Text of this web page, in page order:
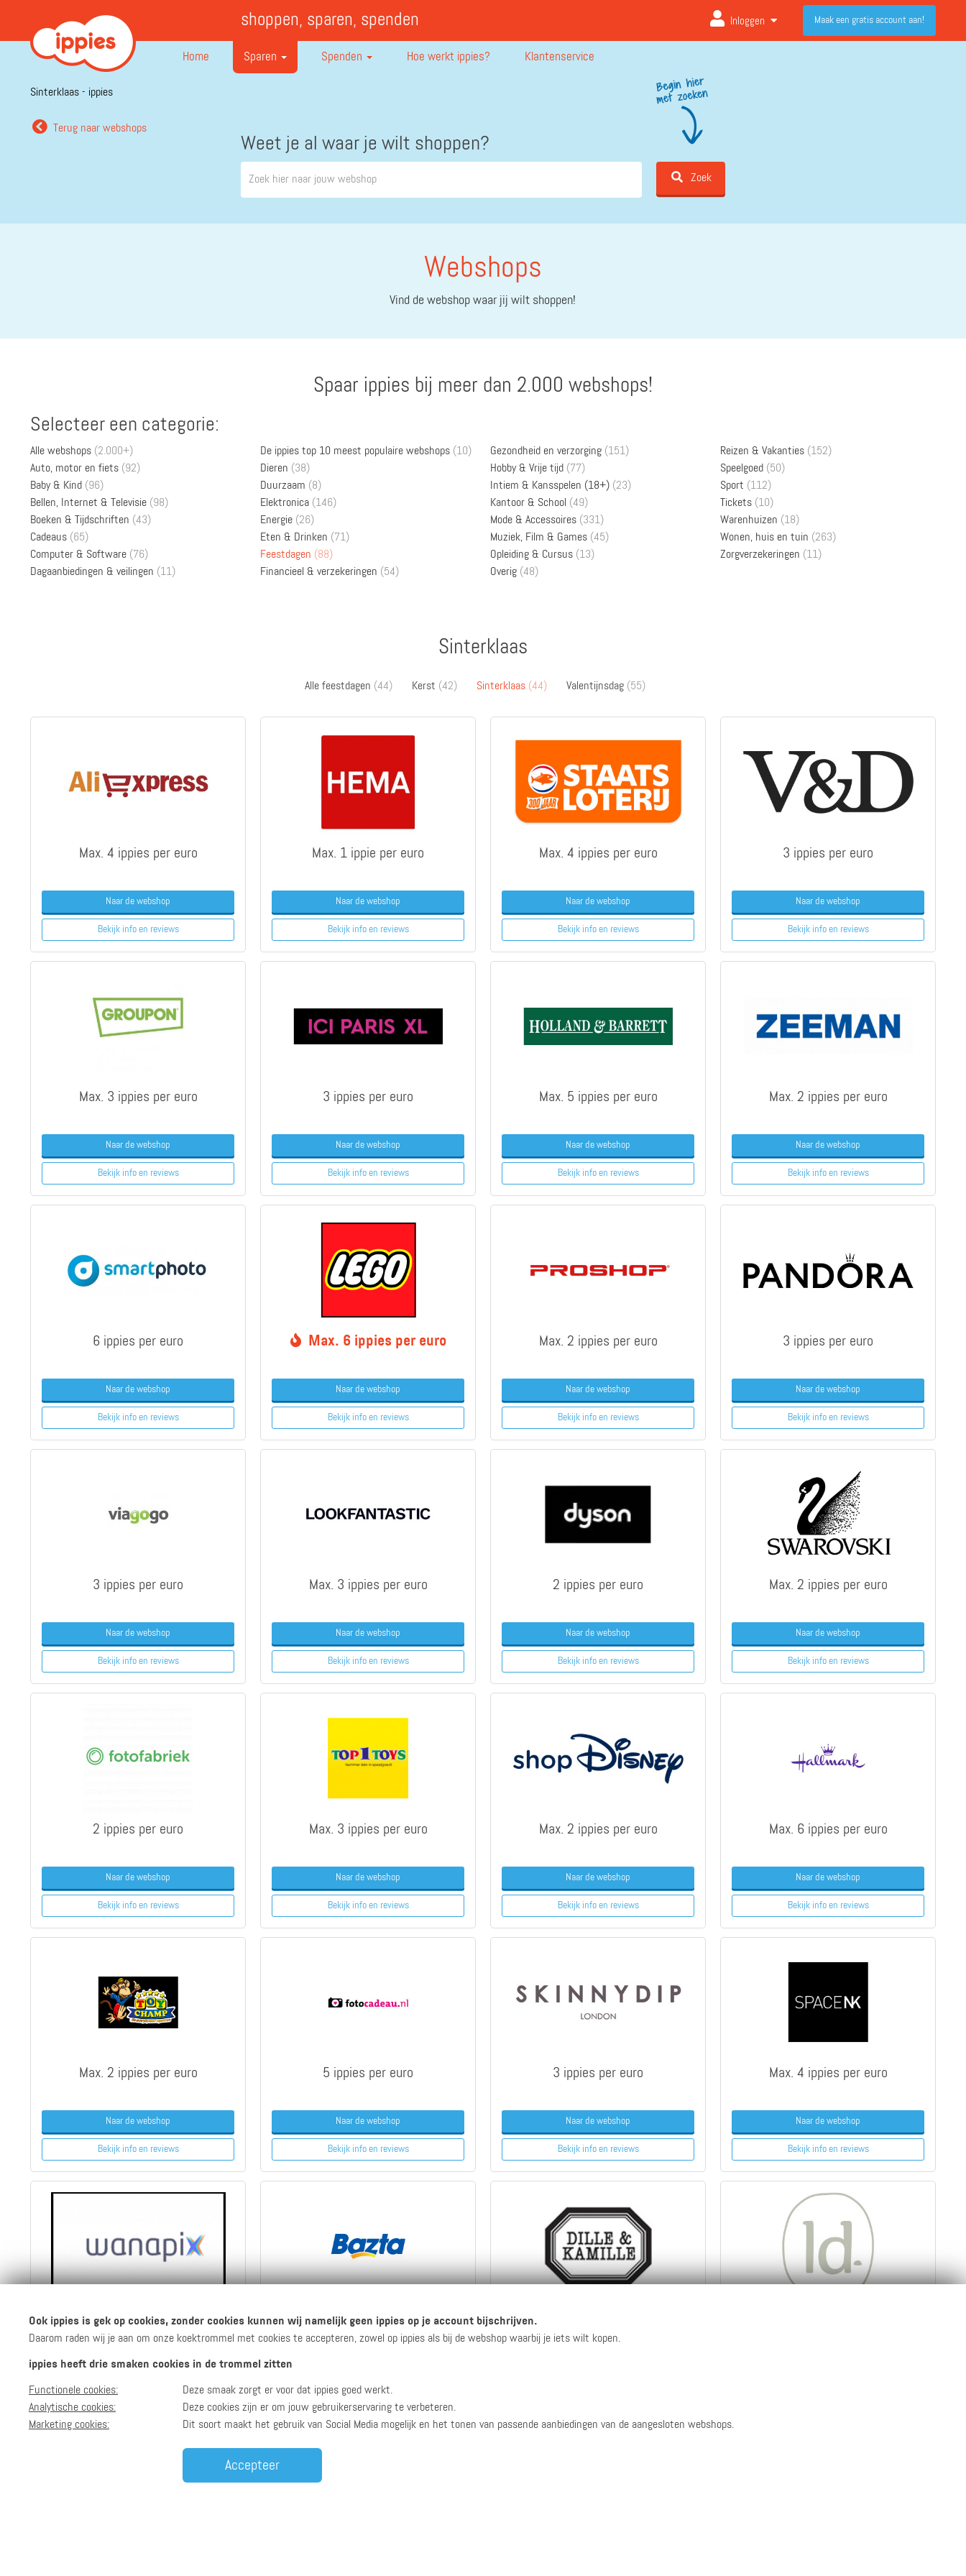
shoppen, sparen, spenden Inloggen Maak een gratis account aan!
Home Sparen Spenden Hoe werkt ippies? Klantenservice
Sinterklaas - ippies
Terug naar webshops
Weet je al waar je wilt shoppen?
Zoek
Webshops
Vind de webshop waar jij wilt shoppen!
Spaar ippies bij meer dan 2.000 webshops!
Selecteer een categorie:
Alle webshops (2.000+)
Auto, motor en fiets (92)
Baby & Kind (96)
Bellen, Internet & Televisie (98)
Boeken & Tijdschriften (43)
Cadeaus (65)
Computer & Software (76)
Dagaanbiedingen & veilingen (11)
De ippies top 10 meest populaire webshops (10)
Dieren (38)
Duurzaam (8)
Elektronica (146)
Energie (26)
Eten & Drinken (71)
Feestdagen (88)
Financieel & verzekeringen (54)
Gezondheid en verzorging (151)
Hobby & Vrije tijd (77)
Intiem & Kansspelen (18+) (23)
Kantoor & School (49)
Mode & Accessoires (331)
Muziek, Film & Games (45)
Opleiding & Cursus (13)
Overig (48)
Reizen & Vakanties (152)
Speelgoed (50)
Sport (112)
Tickets (10)
Warenhuizen (18)
Wonen, huis en tuin (263)
Zorgverzekeringen (11)
Sinterklaas
Alle feestdagen (44) Kerst (42) Sinterklaas (44) Valentijnsdag (55)
Max. 4 ippies per euro
Naar de webshop
Bekijk infoen reviews
Max. 1 ippie per euro
Naar de webshop
Bekijk infoen reviews
Max. 4 ippies per euro
Naar de webshop
Bekijk infoen reviews
3 ippies per euro
Naar de webshop
Bekijk infoen reviews
Max. 3 ippies per euro
Naar de webshop
Bekijk infoen reviews
3 ippies per euro
Naar de webshop
Bekijk infoen reviews
Max. 5 ippies per euro
Naar de webshop
Bekijk infoen reviews
Max. 2 ippies per euro
Naar de webshop
Bekijk infoen reviews
6 ippies per euro
Naar de webshop
Bekijk infoen reviews
Max. 6 ippies per euro
Naar de webshop
Bekijk infoen reviews
Max. 2 ippies per euro
Naar de webshop
Bekijk infoen reviews
3 ippies per euro
Naar de webshop
Bekijk infoen reviews
3 ippies per euro
Naar de webshop
Bekijk infoen reviews
Max. 3 ippies per euro
Naar de webshop
Bekijk infoen reviews
2 ippies per euro
Naar de webshop
Bekijk infoen reviews
Max. 2 ippies per euro
Naar de webshop
Bekijk infoen reviews
2 ippies per euro
Naar de webshop
Bekijk infoen reviews
Max. 3 ippies per euro
Naar de webshop
Bekijk infoen reviews
Max. 2 ippies per euro
Naar de webshop
Bekijk infoen reviews
Max. 6 ippies per euro
Naar de webshop
Bekijk infoen reviews
Max. 2 ippies per euro
Naar de webshop
Bekijk infoen reviews
5 ippies per euro
Naar de webshop
Bekijk infoen reviews
3 ippies per euro
Naar de webshop
Bekijk infoen reviews
Max. 4 ippies per euro
Naar de webshop
Bekijk infoen reviews
6 ippies per euro
Naar de webshop
Bekijk info
20 ippies per euro
Bekijk infoen reviews
Ook ippies is gek op cookies, zonder cookies kunnen wij namelijk geen ippies op je account bijschrijven.
Daarom raden wij je aan om onze koektrommel met cookies te accepteren, zowel op ippies als bij de webshop waarbij je iets wilt kopen.
ippies heeft drie smaken cookies in de trommel zitten
Functionele cookies:
Deze smaak zorgt er voor dat ippies goed werkt.
Analytische cookies:
Deze cookies zijn er om jouw gebruikerservaring te verbeteren.
Marketing cookies:
Dit soort maakt het gebruik van Social Media mogelijk en het tonen van passende aanbiedingen van de aangesloten webshops.
Accepteer